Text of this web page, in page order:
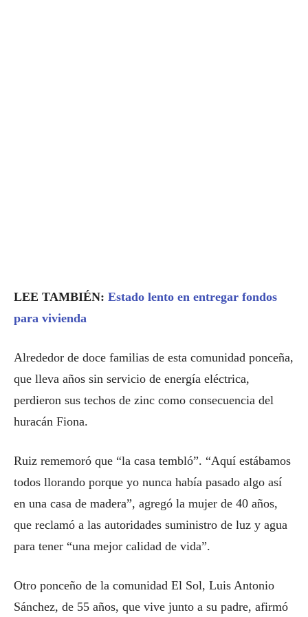
LEE TAMBIÉN: Estado lento en entregar fondos
para vivienda
Alrededor de doce familias de esta comunidad ponceña,
que lleva años sin servicio de energía eléctrica,
perdieron sus techos de zinc como consecuencia del
huracán Fiona.
Ruiz rememoró que “la casa tembló”. “Aquí estábamos
todos llorando porque yo nunca había pasado algo así
en una casa de madera”, agregó la mujer de 40 años,
que reclamó a las autoridades suministro de luz y agua
para tener “una mejor calidad de vida”.
Otro ponceño de la comunidad El Sol, Luis Antonio
Sánchez, de 55 años, que vive junto a su padre, afirmó